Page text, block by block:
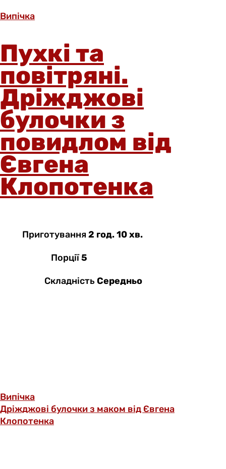
Випічка
Пухкі та
повітряні.
Дріжджові
булочки з
повидлом від
Євгена
Клопотенка
Приготування2 год. 10 хв.
Порції5
Складність Середньо
Випічка
Дріжджові булочки з маком від Євгена
Клопотенка